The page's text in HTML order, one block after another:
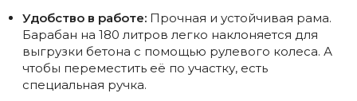
Удобство в работе: Прочная и устойчивая рама.
Барабан на 180 литров легко наклоняется для
выгрузки бетона с помощью рулевого колеса. А
чтобы переместить её по участку, есть
специальная ручка.